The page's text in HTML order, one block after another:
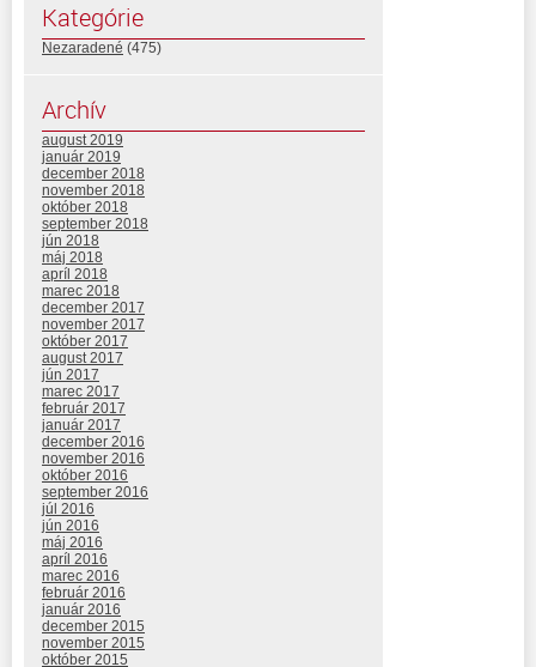
Kategórie
Nezaradené (475)
Archív
august 2019
január 2019
december 2018
november 2018
október 2018
september 2018
jún 2018
máj 2018
apríl 2018
marec 2018
december 2017
november 2017
október 2017
august 2017
jún 2017
marec 2017
február 2017
január 2017
december 2016
november 2016
október 2016
september 2016
júl 2016
jún 2016
máj 2016
apríl 2016
marec 2016
február 2016
január 2016
december 2015
november 2015
október 2015